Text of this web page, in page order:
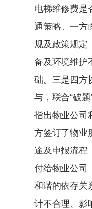
电梯维修费是
通策略。一方
规及政策规定
备及环境维护
础。三是四方
与，联合“破
指出物业公司
方签订了物业
途及申报流程
付给物业公司
和谐的依存关
计不合理、影